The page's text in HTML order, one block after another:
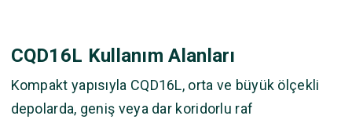
CQD16L Kullanım Alanları
Kompakt yapısıyla CQD16L, orta ve büyük ölçekli
depolarda, geniş veya dar koridorlu raf